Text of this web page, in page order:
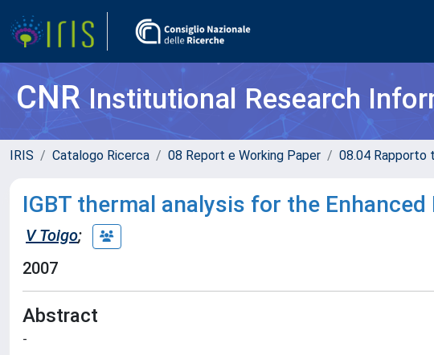
CNRInstitutional Research
IRIS Catalogo Ricerca 08 Report e Working Paper 08.04 Rapporto
IGBT thermal analysis for the
V Toigo;
2007
Abstract
-